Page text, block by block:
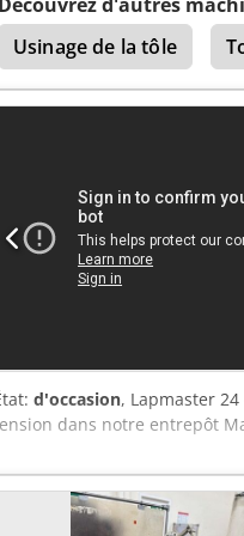
de rouleau : 3
Découvrez d'autres
Usinage de la tôle
d'occasion, Lapmaster
dans notre entrepôt